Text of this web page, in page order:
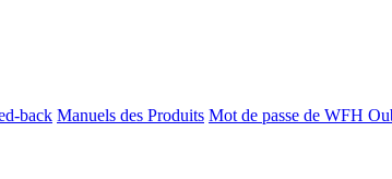
back Manuels des Produits Mot de passe de WFH